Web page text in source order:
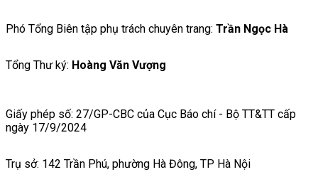
Phó Tổng Biên tập phụ trách chuyên trang: Trần Ngọc Hà
Tổng Thư ký: Hoàng Văn Vượng
Giấy phép số: 27/GP-CBC của Cục Báo chí - Bộ TT&TT cấp
ngày 17/9/2024
Trụ sở: 142 Trần Phú, phường Hà Đông, TP Hà Nội